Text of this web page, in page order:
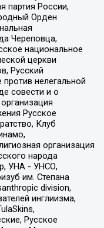
партия России,
Орден
Череповца,
национальное
церкви
Русский
нелегальной
совести и о
Русское
Клуб
организация
народа
УНА - УНСО,
им. Степана
division,
инглиизма,
Русское